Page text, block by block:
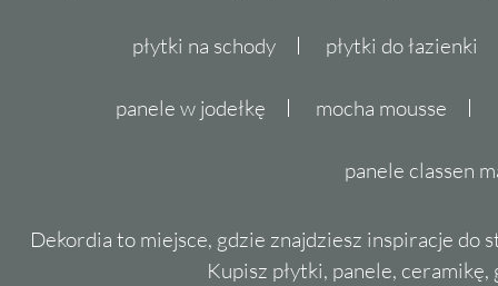
płytki na schody płytki do łazienki
panele w jodełkę mocha mousse
panele classen
Dekordia to miejsce, gdzie znajdziesz inspiracje do
Kupisz płytki, panele,